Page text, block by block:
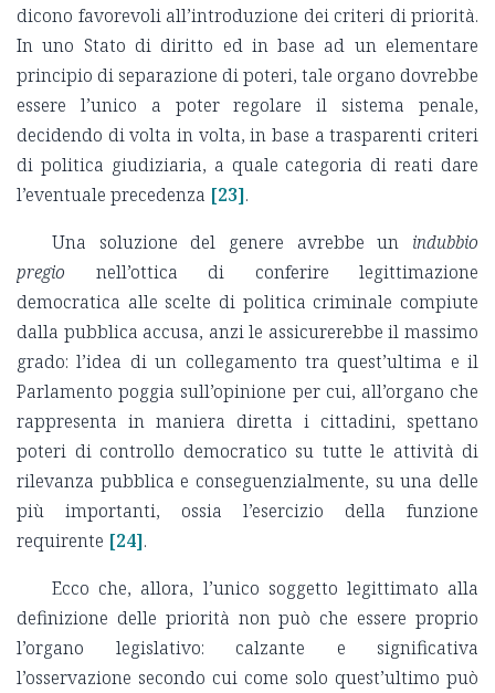
dicono favorevoli all’introduzione dei criteri di priorità.
In uno Stato di diritto ed in base ad un elementare
principio di separazione di poteri, tale organo dovrebbe
essere l’unico a poter regolare il sistema penale,
decidendo di volta in volta, in base a trasparenti criteri
di politica giudiziaria, a quale categoria di reati dare
l’eventuale precedenza [23].
Una soluzione del genere avrebbe un indubbio
pregio nell’ottica di conferire legittimazione
democratica alle scelte di politica criminale compiute
dalla pubblica accusa, anzi le assicurerebbe il massimo
grado: l’idea di un collegamento tra quest’ultima e il
Parlamento poggia sull’opinione per cui, all’organo che
rappresenta in maniera diretta i cittadini, spettano
poteri di controllo democratico su tutte le attività di
rilevanza pubblica e conseguenzialmente, su una delle
più importanti, ossia l’esercizio della funzione
requirente [24].
Ecco che, allora, l’unico soggetto legittimato alla
definizione delle priorità non può che essere proprio
l’organo legislativo: calzante e significativa
l’osservazione secondo cui come solo quest’ultimo può